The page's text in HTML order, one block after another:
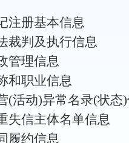
注册基本信息
裁判及执行信息
管理信息
和职业信息
(活动)异常名录(状态
失信主体名单信息
履约信息